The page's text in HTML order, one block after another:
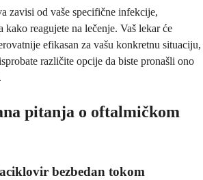
zavisi od vaše specifične infekcije,
reagujete na lečenje. Vaš lekar će
efikasan za vašu konkretnu situaciju,
različite opcije da biste pronašli ono
pitanja o oftalmičkom
bezbedan tokom